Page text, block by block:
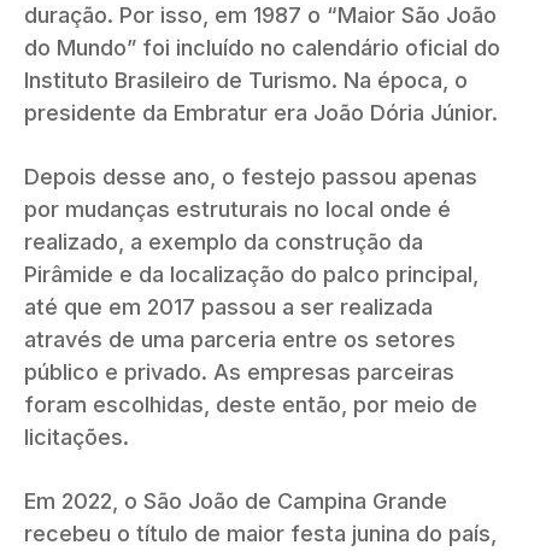
duração. Por isso, em 1987 o “Maior São João
do Mundo” foi incluído no calendário oficial do
Instituto Brasileiro de Turismo. Na época, o
presidente da Embratur era João Dória Júnior.
Depois desse ano, o festejo passou apenas
por mudanças estruturais no local onde é
realizado, a exemplo da construção da
Pirâmide e da localização do palco principal,
até que em 2017 passou a ser realizada
através de uma parceria entre os setores
público e privado. As empresas parceiras
foram escolhidas, deste então, por meio de
licitações.
Em 2022, o São João de Campina Grande
recebeu o título de maior festa junina do país,